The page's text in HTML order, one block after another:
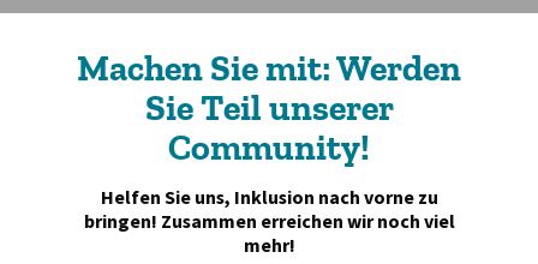
Machen Sie mit: Werden
Sie Teil unserer
Community!
Helfen Sie uns, Inklusion nach vorne zu
bringen! Zusammen erreichen wir noch viel
mehr!